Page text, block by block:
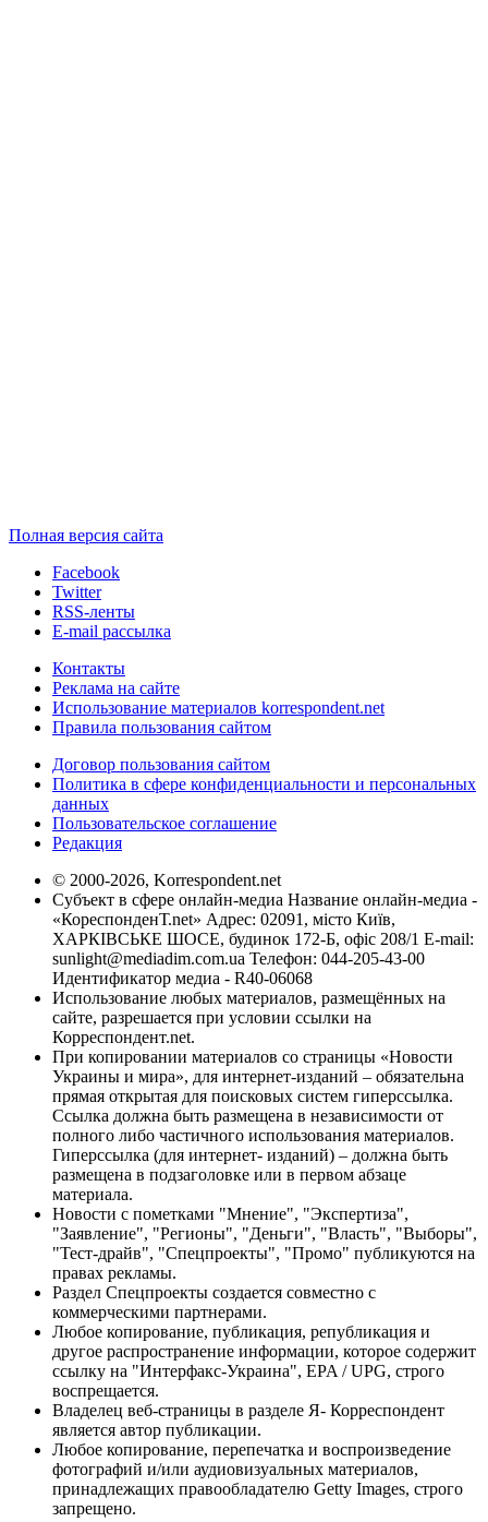
Полная версия сайта
Facebook
Twitter
RSS-ленты
E-mail рассылка
Контакты
Реклама на сайте
Использование материалов korrespondent.net
Правила пользования сайтом
Договор пользования сайтом
Политика в сфере конфиденциальности и персональных
данных
Пользовательское соглашение
Редакция
© 2000-2026, Korrespondent.net
Субъект в сфере онлайн-медиа Название онлайн-медиа -
«КореспонденТ.net» Адрес: 02091, місто Київ,
ХАРКІВСЬКЕ ШОСЕ, будинок 172-Б, офіс 208/1 E-mail:
sunlight@mediadim.com.ua Телефон: 044-205-43-00
Идентификатор медиа - R40-06068
Использование любых материалов, размещённых на
сайте, разрешается при условии ссылки на
Корреспондент.net.
При копировании материалов со страницы «Новости
Украины и мира», для интернет-изданий – обязательна
прямая открытая для поисковых систем гиперссылка.
Ссылка должна быть размещена в независимости от
полного либо частичного использования материалов.
Гиперссылка (для интернет- изданий) – должна быть
размещена в подзаголовке или в первом абзаце
материала.
Новости с пометками "Мнение", "Экспертиза",
"Заявление", "Регионы", "Деньги", "Власть", "Выборы",
"Тест-драйв", "Спецпроекты", "Промо" публикуются на
правах рекламы.
Раздел Спецпроекты создается совместно с
коммерческими партнерами.
Любое копирование, публикация, републикация и
другое распространение информации, которое содержит
ссылку на "Интерфакс-Украина", EPA / UPG, строго
воспрещается.
Владелец веб-страницы в разделе Я- Корреспондент
является автор публикации.
Любое копирование, перепечатка и воспроизведение
фотографий и/или аудиовизуальных материалов,
принадлежащих правообладателю Getty Images, строго
запрещено.